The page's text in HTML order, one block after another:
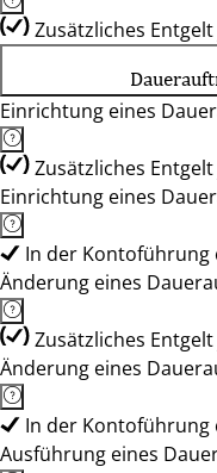
Zusätzliches
Einrichtung eines
Zusätzliches
Einrichtung eines
In der Kontoführung
Änderung eines
Zusätzliches
Änderung eines
In der Kontoführung
Ausführung eines